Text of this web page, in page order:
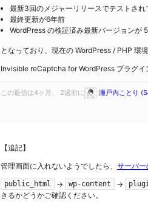
最新3回のメジャーリリースでテストされ
最終更新が6年前
WordPress の検証済み最新バージョンが
となっており、現在の WordPress / PHP 環
Invisible reCaptcha for WordPress プラグイ
この返信は4ヶ月、 2週前に 瀬戸内ことり
【追記】
管理画面に入れないようでしたら、 サーバー
public_html → wp-content →
きるかどうかご確認ください。